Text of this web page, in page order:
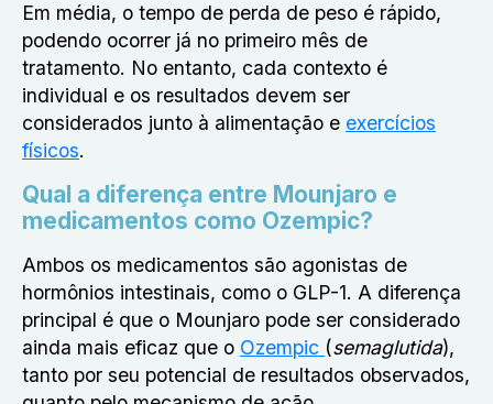
Em média, o tempo de perda de peso é rápido,
podendo ocorrer já no primeiro mês de
tratamento. No entanto, cada contexto é
individual e os resultados devem ser
considerados junto à alimentação e exercícios
físicos.
Qual a diferença entre Mounjaro e
medicamentos como Ozempic?
Ambos os medicamentos são agonistas de
hormônios intestinais, como o GLP-1. A diferença
principal é que o Mounjaro pode ser considerado
ainda mais eficaz que o Ozempic (semaglutida),
tanto por seu potencial de resultados observados,